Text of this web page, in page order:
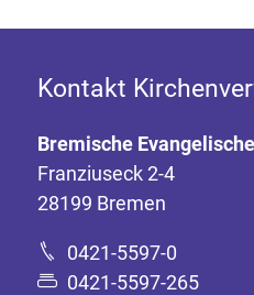
Kontakt
Bremische
Franziuseck 2-4
28199 Bremen
0421-5597-0
0421-5597-265